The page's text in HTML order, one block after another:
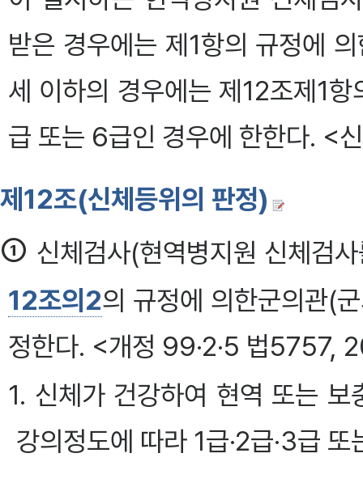
받은 경우에는 제1항의 규정에
세 이하의 경우에는 제12조제1
급 또는 6급인 경우에 한한다. <
제12조(신체등위의 판정)
① 신체검사(현역병지원 신체검
12조의2의 규정에 의한군의관(
정한다. <개정 99·2·5 법5757,
1. 신체가 건강하여 현역 또는
강의정도에 따라 1급·2급·3급